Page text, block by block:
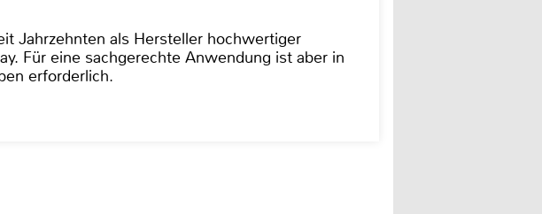
Jahrzehnten als Hersteller hochwertiger
Für eine sachgerechte Anwendung ist aber in
erforderlich.